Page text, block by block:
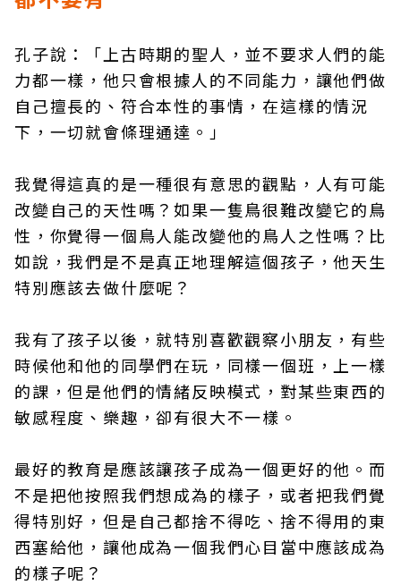
孔子說：「上古時期的聖人，並不要求人們的能
力都一樣，他只會根據人的不同能力，讓他們做
自己擅長的、符合本性的事情，在這樣的情況
下，一切就會條理通達。」
我覺得這真的是一種很有意思的觀點，人有可能
改變自己的天性嗎？如果一隻鳥很難改變它的鳥
性，你覺得一個鳥人能改變他的鳥人之性嗎？比
如說，我們是不是真正地理解這個孩子，他天生
特別應該去做什麼呢？
我有了孩子以後，就特別喜歡觀察小朋友，有些
時候他和他的同學們在玩，同樣一個班，上一樣
的課，但是他們的情緒反映模式，對某些東西的
敏感程度、樂趣，卻有很大不一樣。
最好的教育是應該讓孩子成為一個更好的他。而
不是把他按照我們想成為的樣子，或者把我們覺
得特別好，但是自己都捨不得吃、捨不得用的東
西塞給他，讓他成為一個我們心目當中應該成為
的樣子呢？